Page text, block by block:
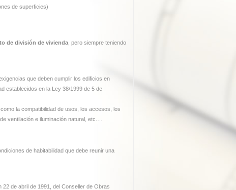
de superficies)
de división de vivienda , pero siempre teniendo
que deben cumplir los edificios en
establecidos en la Ley 38/1999 de 5 de
la compatibilidad de usos, los accesos, los
ventilación e iluminación natural, etc.…
de habitabilidad que debe reunir una
de abril de 1991, del Conseller de Obras